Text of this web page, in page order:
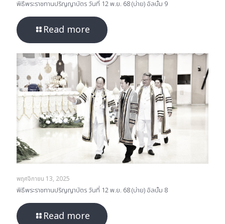
พิธีพระราชทานปริญญาบัตร วันที่ 12 พ.ย. 68 (บ่าย) อัลบั้ม 9
Read more
พฤศจิกายน 13, 2025
พิธีพระราชทานปริญญาบัตร วันที่ 12 พ.ย. 68 (บ่าย) อัลบั้ม 8
Read more